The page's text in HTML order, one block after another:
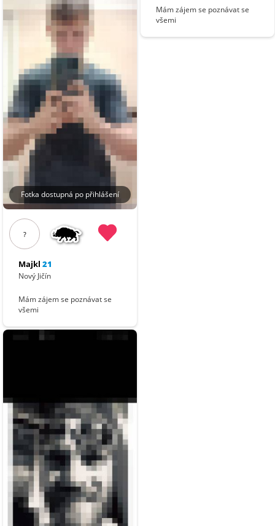
Fotka dostupná po přihlášení
?
Majkl 21
Nový Jičín
Mám zájem se poznávat se
všemi
Mám zájem se poznávat se
všemi